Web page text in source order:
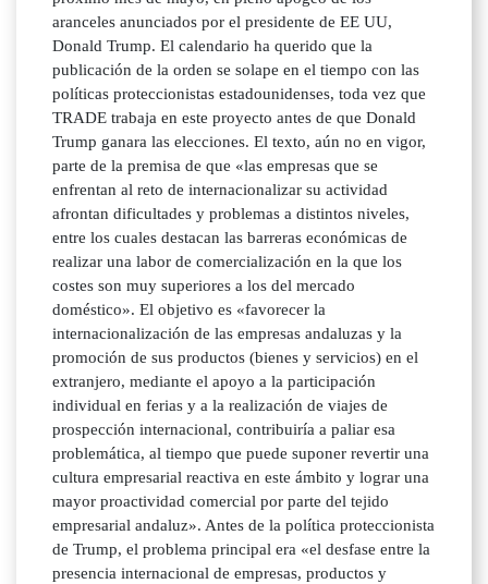
aranceles anunciados por el presidente de EE UU,
Donald Trump. El calendario ha querido que la
publicación de la orden se solape en el tiempo con las
políticas proteccionistas estadounidenses, toda vez que
TRADE trabaja en este proyecto antes de que Donald
Trump ganara las elecciones. El texto, aún no en vigor,
parte de la premisa de que «las empresas que se
enfrentan al reto de internacionalizar su actividad
afrontan dificultades y problemas a distintos niveles,
entre los cuales destacan las barreras económicas de
realizar una labor de comercialización en la que los
costes son muy superiores a los del mercado
doméstico». El objetivo es «favorecer la
internacionalización de las empresas andaluzas y la
promoción de sus productos (bienes y servicios) en el
extranjero, mediante el apoyo a la participación
individual en ferias y a la realización de viajes de
prospección internacional, contribuiría a paliar esa
problemática, al tiempo que puede suponer revertir una
cultura empresarial reactiva en este ámbito y lograr una
mayor proactividad comercial por parte del tejido
empresarial andaluz». Antes de la política proteccionista
de Trump, el problema principal era «el desfase entre la
presencia internacional de empresas, productos y